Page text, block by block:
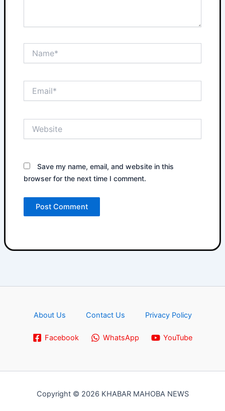
Save my name, email, and website in this
browser for the next time I comment.
About Us Contact Us Privacy Policy
Facebook WhatsApp YouTube
Copyright © 2026 KHABAR MAHOBA NEWS